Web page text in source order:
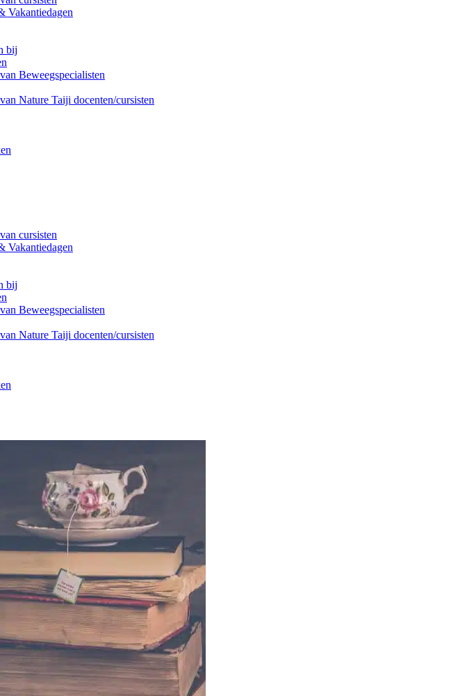
Vakantiedagen
bij
Beweegspecialisten
Nature Taiji docenten/cursisten
cursisten
Vakantiedagen
bij
Beweegspecialisten
Nature Taiji docenten/cursisten